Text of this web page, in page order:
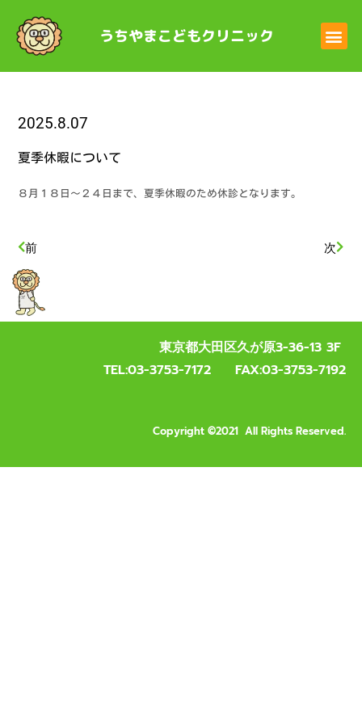
うちやまこどもクリニック
2025.8.07
夏季休暇について
８月１８日～２４日まで、夏季休暇のため休診となります。
前 次
Copyright ©2021 All Rights Reserved.
東京都大田区久が原3-36-13 3F
TEL:03-3753-7172 FAX:03-3753-7192